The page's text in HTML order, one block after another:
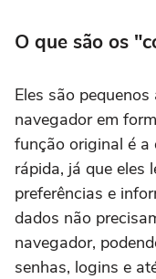
O que são os
Eles são
navegador em
função original é a
rápida, já que eles
preferências e
dados não
navegador,
senhas, logins e